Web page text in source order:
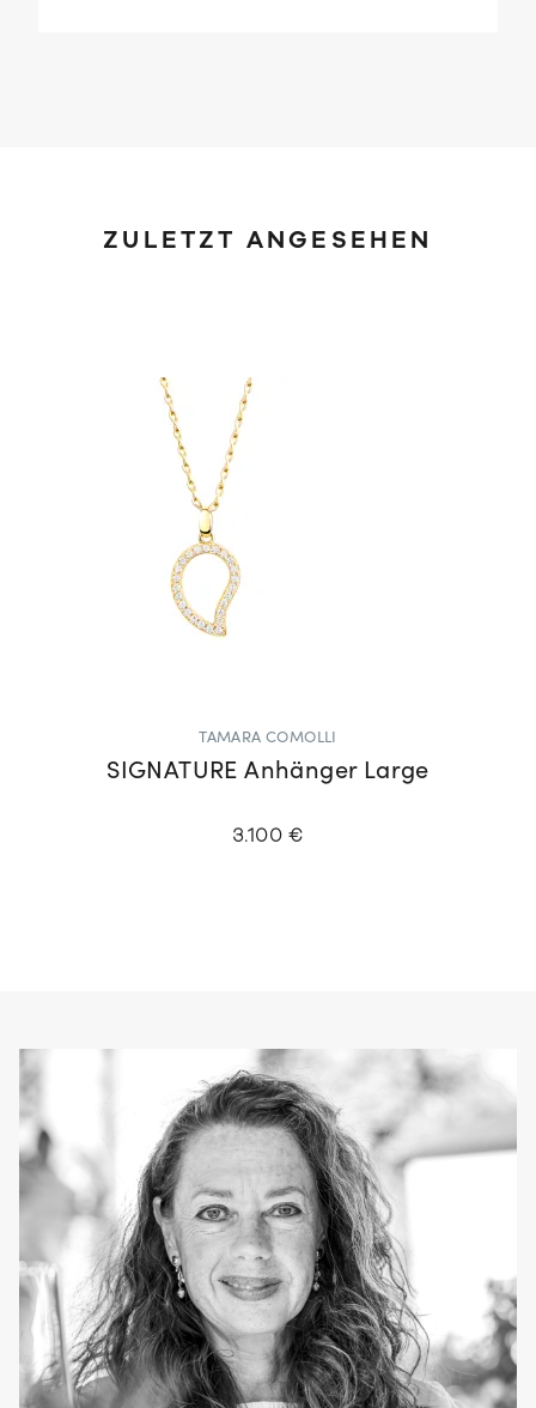
ZULETZT ANGESEHEN
TAMARA COMOLLI
SIGNATURE Anhänger Large
3.100 €